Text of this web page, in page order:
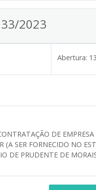
2023
Abertura:
DE
(A SER FORNECIDO NO
DE PRUDENTE DE